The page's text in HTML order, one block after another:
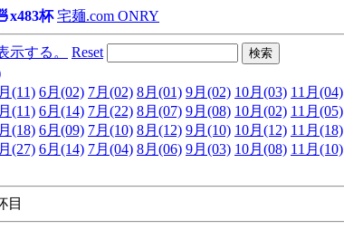
杯 宅麺.com ONRY
示する。
Reset
(11) 6月(02) 7月(02) 8月(01) 9月(02) 10月(03) 11月(04)
(11) 6月(14) 7月(22) 8月(07) 9月(08) 10月(02) 11月(05)
(18) 6月(09) 7月(10) 8月(12) 9月(10) 10月(12) 11月(18)
(27) 6月(14) 7月(04) 8月(06) 9月(03) 10月(08) 11月(10)
目